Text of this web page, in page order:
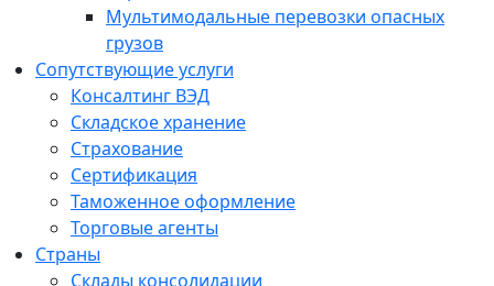
Мультимодальные перевозки опасных
грузов
Сопутствующие услуги
Консалтинг ВЭД
Складское хранение
Страхование
Cертификация
Таможенное оформление
Торговые агенты
Страны
Склады консолидации